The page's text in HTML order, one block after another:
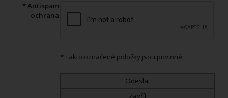
* Antispam
ochrana
* Takto označené položky jsou povinné.